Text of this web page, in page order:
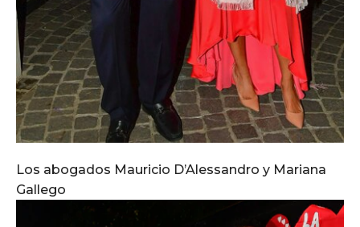
Los abogados Mauricio D’Alessandro y Mariana
Gallego